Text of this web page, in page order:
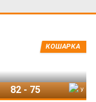
КОШАРКА
82 - 75